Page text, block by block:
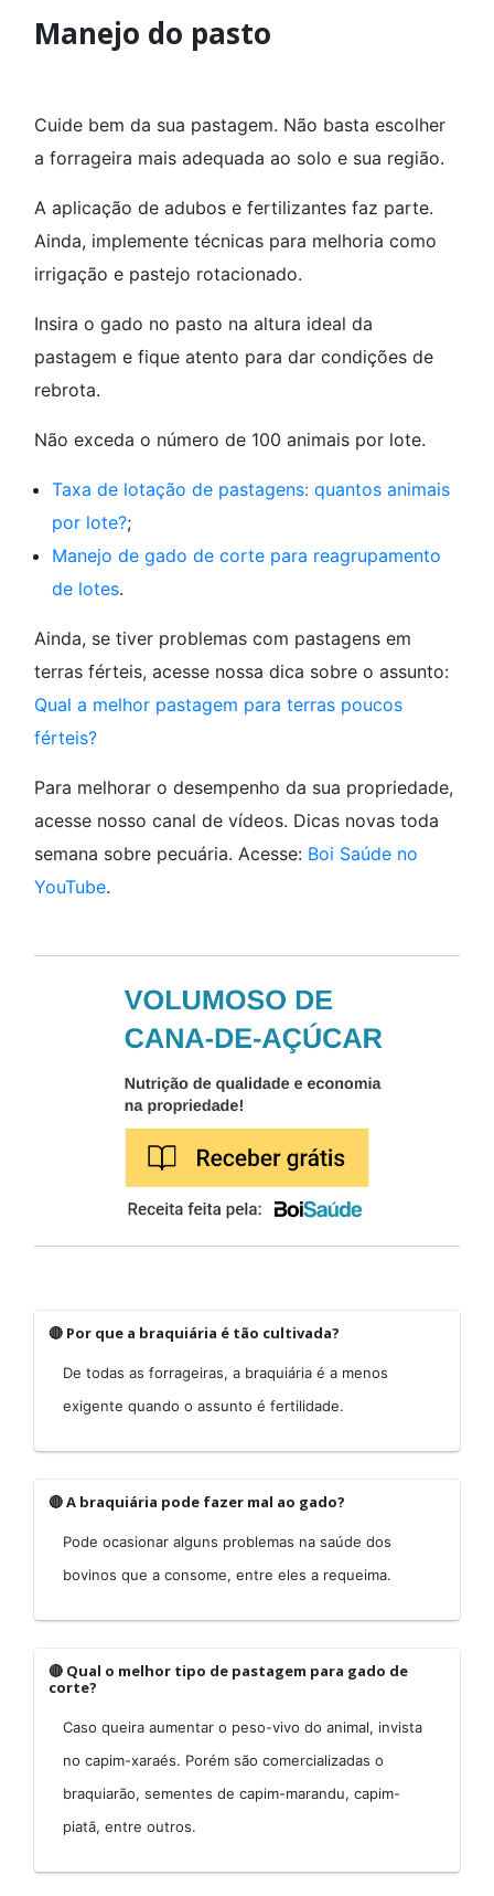
Manejo do pasto
Cuide bem da sua pastagem. Não basta escolher
a forrageira mais adequada ao solo e sua região.
A aplicação de adubos e fertilizantes faz parte.
Ainda, implemente técnicas para melhoria como
irrigação e pastejo rotacionado.
Insira o gado no pasto na altura ideal da
pastagem e fique atento para dar condições de
rebrota.
Não exceda o número de 100 animais por lote.
Taxa de lotação de pastagens: quantos animais
por lote?;
Manejo de gado de corte para reagrupamento
de lotes.
Ainda, se tiver problemas com pastagens em
terras férteis, acesse nossa dica sobre o assunto:
Qual a melhor pastagem para terras poucos
férteis?
Para melhorar o desempenho da sua propriedade,
acesse nosso canal de vídeos. Dicas novas toda
semana sobre pecuária. Acesse: Boi Saúde no
YouTube.
🔴 Por que a braquiária é tão cultivada?
De todas as forrageiras, a braquiária é a menos
exigente quando o assunto é fertilidade.
🔴 A braquiária pode fazer mal ao gado?
Pode ocasionar alguns problemas na saúde dos
bovinos que a consome, entre eles a requeima.
🔴 Qual o melhor tipo de pastagem para gado de
corte?
Caso queira aumentar o peso-vivo do animal, invista
no capim-xaraés. Porém são comercializadas o
braquiarão, sementes de capim-marandu, capim-
piatã, entre outros.